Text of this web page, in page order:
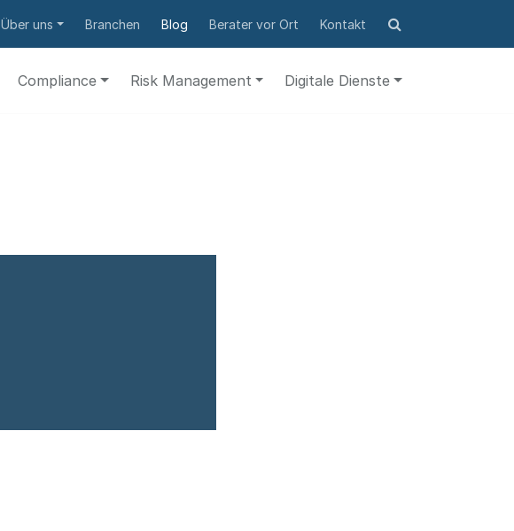
Über uns Branchen Blog Berater vor Ort Kontakt
öffnen
Compliance Risk Management Digitale Dienste